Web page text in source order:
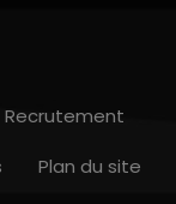
Recrutement
Plan du site